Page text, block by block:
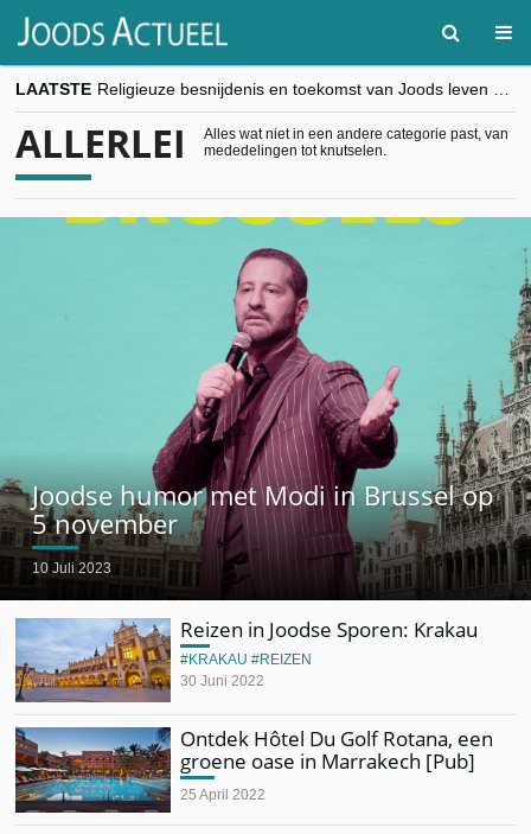
LAATSTE
“Besnijdenisdebat toont hoe moeilijk seculiere Westen minderheden begrijpt”, Jinnih Beels (Vooruit)
CITYTRIP | ROEMENIË – Boekarest: de verrassing van Oost-Europa
ALLERLEI
Alles wat niet in een andere categorie past, van
mededelingen tot knutselen.
Joodse humor met Modi in Brussel op
5 november
10 Juli 2023
Reizen in Joodse Sporen: Krakau
30 Juni 2022
KRAKAU REIZEN
Ontdek Hôtel Du Golf Rotana, een
groene oase in Marrakech [Pub]
25 April 2022